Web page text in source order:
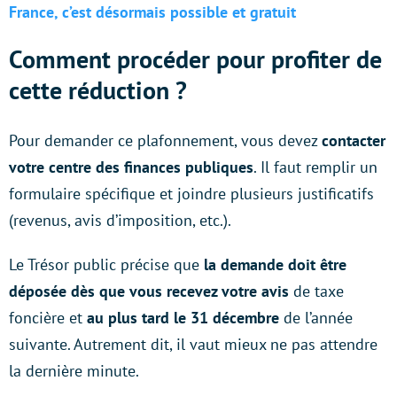
France, c’est désormais possible et gratuit
Comment procéder pour profiter de
cette réduction ?
Pour demander ce plafonnement, vous devezcontacter
votre centre des finances publiques. Il faut remplir un
formulaire spécifique et joindre plusieurs justificatifs
(revenus, avis d’imposition, etc.).
Le Trésor public précise que la demande doit être
déposée dès que vous recevez votre avis de taxe
foncière et au plus tard le 31 décembre de l’année
suivante. Autrement dit, il vaut mieux ne pas attendre
la dernière minute.